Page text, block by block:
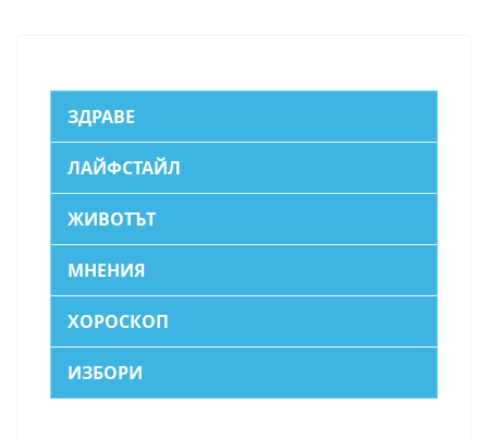
ЗДРАВЕ
ЛАЙФСТАЙЛ
ЖИВОТЪТ
МНЕНИЯ
ХОРОСКОП
ИЗБОРИ